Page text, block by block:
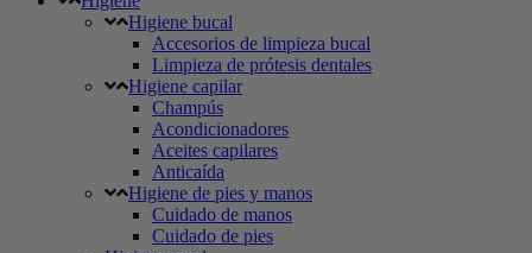
Higiene bucal
Accesorios de limpieza bucal
Limpieza de prótesis dentales
Higiene capilar
Champús
Acondicionadores
Aceites capilares
Anticaída
Higiene de pies y manos
Cuidado de manos
Cuidado de pies